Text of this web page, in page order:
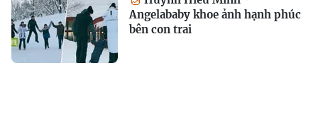
Angelababy khoe ảnh hạnh phúc
bên con trai